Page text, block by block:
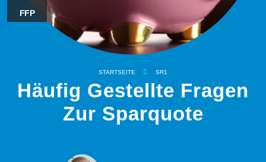
FFP
STARTSEITE SR1
Häufig Gestellte Fragen
Zur Sparquote